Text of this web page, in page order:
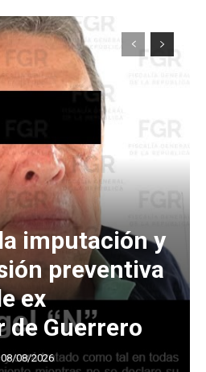
imputación y
preventiva
ex
de Guerrero
08/08/2026